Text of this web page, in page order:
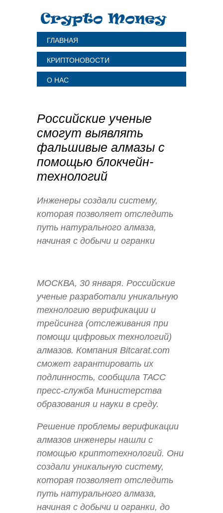
ГЛАВНАЯ
КРИПТОНОВОСТИ
О НАС
Российские ученые
смогут выявлять
фальшивые алмазы с
помощью блокчейн-
технологий
Инженеры создали систему,
которая позволяет отследить
путь натурального алмаза,
начиная с добычи и огранки
МОСКВА, 30 января. Российские
ученые разработали уникальную
технологию верификации и
трейсинга (отслеживания при
помощи цифровых технологий)
алмазов. Компания Bitcarat.com
сможет гарантировать их
подлинность, сообщила ТАСС
пресс-служба Министерства
образования и науки в среду.
Решение проблемы верификации
алмазов инженеры нашли с
помощью криптотехнологий. Они
создали уникальную систему,
которая позволяет отследить
путь натурального алмаза,
начиная с добычи и огранки, до